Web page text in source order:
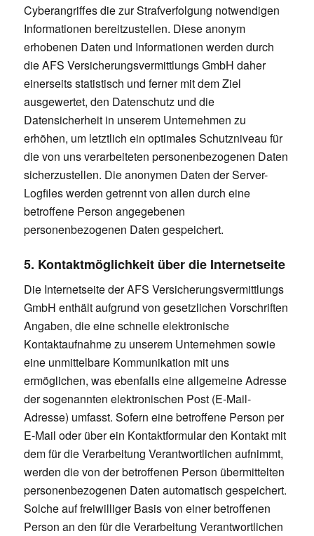
Cyberangriffes die zur Strafverfolgung notwendigen
Informationen bereitzustellen. Diese anonym
erhobenen Daten und Informationen werden durch
die AFS Versicherungsvermittlungs GmbH daher
einerseits statistisch und ferner mit dem Ziel
ausgewertet, den Datenschutz und die
Datensicherheit in unserem Unternehmen zu
erhöhen, um letztlich ein optimales Schutzniveau für
die von uns verarbeiteten personenbezogenen Daten
sicherzustellen. Die anonymen Daten der Server-
Logfiles werden getrennt von allen durch eine
betroffene Person angegebenen
personenbezogenen Daten gespeichert.
5. Kontaktmöglichkeit über die Internetseite
Die Internetseite der AFS Versicherungsvermittlungs
GmbH enthält aufgrund von gesetzlichen Vorschriften
Angaben, die eine schnelle elektronische
Kontaktaufnahme zu unserem Unternehmen sowie
eine unmittelbare Kommunikation mit uns
ermöglichen, was ebenfalls eine allgemeine Adresse
der sogenannten elektronischen Post (E-Mail-
Adresse) umfasst. Sofern eine betroffene Person per
E-Mail oder über ein Kontaktformular den Kontakt mit
dem für die Verarbeitung Verantwortlichen aufnimmt,
werden die von der betroffenen Person übermittelten
personenbezogenen Daten automatisch gespeichert.
Solche auf freiwilliger Basis von einer betroffenen
Person an den für die Verarbeitung Verantwortlichen